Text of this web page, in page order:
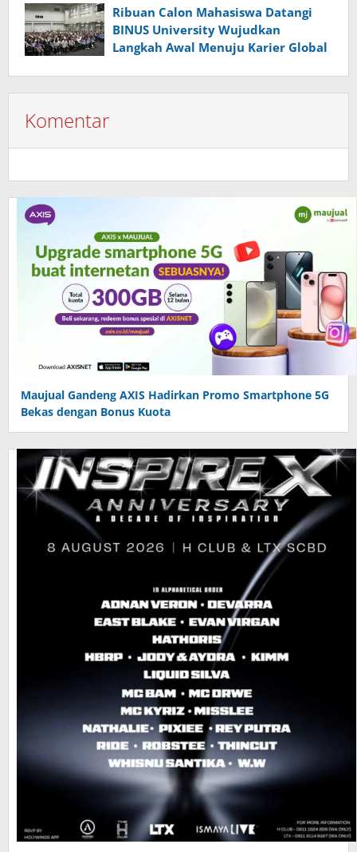
Ribuan Calon Mahasiswa Datangi
BINUS University Wujudkan
Langkah Awal Menuju Karier Global
Komentar
Maujual Gandeng AXIS Hadirkan Promo Smartphone 5G
Bekas dengan Bonus Kuota